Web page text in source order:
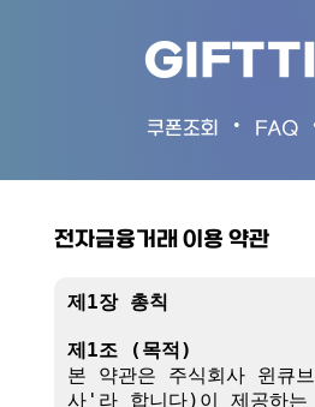
쿠폰조회 • FAQ
전자금융거래 이용 약관
제1장 총칙
제1조 (목적)
본 약관은 주식회사 윈큐
사'라 합니다)이 제공하는